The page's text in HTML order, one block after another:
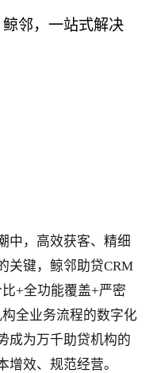
中，高效获客、精细
关键，鲸邻助贷CRM
+全功能覆盖+严密
全业务流程的数字化
成为万千助贷机构的
增效、规范经营。